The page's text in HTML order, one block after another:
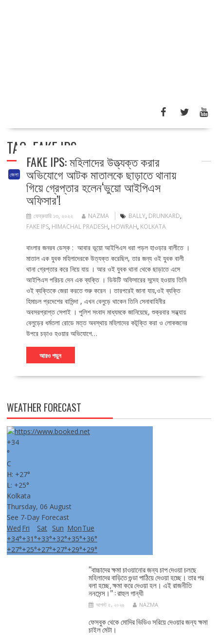
TAG: FAKE IPS
জেলা
FAKE IPS: মহিলাদের উত্ত্যক্ত করার
অভিযোগে আটক মাতালকে ছাড়াতে থানায়
গিয়ে গ্রেপ্তার হলেন‘ভুয়ো আইপিএস
অফিসার’!
ফেব্রুয়ারি ১৩, ২০২২ NAZMA BALLY, DRUNKARD,
FAKE IPS, HIMACHAL PRADESH, HOWRAH, KOLKATA
বাংলার জনরব ডেস্ক : আবার ভূয়ো আইপিএস ধরা পড়ল হাওড়ার বালীতে ।
মাতাল এক যুবক মহিলাদেরকে উত্যক্ত করেছিল, তার জন্য ওই যুবক বালী
থানা গ্রেপ্তার করে নিয়ে যায় । আর ওই যুবক থানা থেকে ছাড়াতে এসে
আইপিএস পরিচয় দেন এক ব্যক্তি । ডিউটি অফিসারের সন্দেহ হওয়ায় তিনি
ওই ব্যক্তিকে জেরা করতে শুরু করেন । তারপরেই জানা যায়,ওই ব্যক্তি
হিমাচল প্রদেশের বাসিন্দা , এখন বেলুড়ে থাকেন তিনি সেনাবাহিনীর
অবসরপ্রাপ্ত সেপাই । পুলিশ সংবাদ মাধ্যমকে জানিয়েছে, শুক্রবার সন্ধ্যায়
বেলুড়ের ধর্মতলা রোডে মত্ত অবস্থায় মহিলাদের কটূক্তি করা ও লোকজনের
উপরে চড়াও হওয়ার অভিযোগে…
আরও পড়ুন
WEATHER FORECAST
+34
°
C
H: +27°
L: +25°
Kolkata
Thursday, 06 August
See 7-Day Forecast
Wed Fri Sat Sun MonTue
+34°+31°+33°+32°+35°+36°
+27°+25°+27°+27°+29°+29°
‘‘বাচ্চাদের ক্ষমা চাওয়ানোর জন্য চাপ দেওয়া চলছে
মহিলাদের বাড়িতে গুন্ডা পাঠিয়ে দেওয়া হচ্ছে। তার পর
বলা হচ্ছে, ক্ষমা করে দেওয়া হল। এই রাজনীতি
ননসেন্স।’’ : রাহুল গান্ধী
আগস্ট ৫, ২০২৬ NAZMA
ফেসবুক থেকে মোদির ভিডিও সরিয়ে দেওয়ার জন্য ক্ষমা
চাইল মেটা।